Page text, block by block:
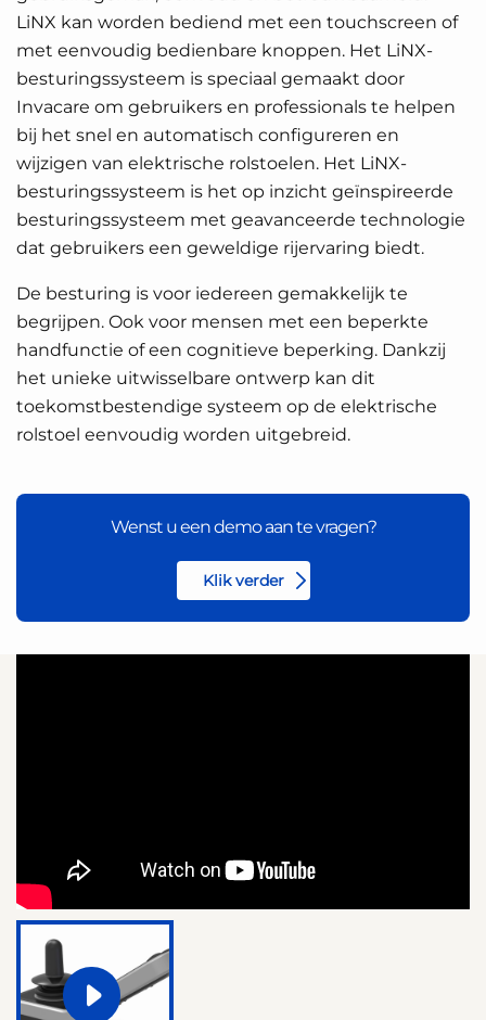
LiNX kan worden bediend met een touchscreen of
met eenvoudig bedienbare knoppen. Het LiNX-
besturingssysteem is speciaal gemaakt door
Invacare om gebruikers en professionals te helpen
bij het snel en automatisch configureren en
wijzigen van elektrische rolstoelen. Het LiNX-
besturingssysteem is het op inzicht geïnspireerde
besturingssysteem met geavanceerde technologie
dat gebruikers een geweldige rijervaring biedt.
De besturing is voor iedereen gemakkelijk te
begrijpen. Ook voor mensen met een beperkte
handfunctie of een cognitieve beperking. Dankzij
het unieke uitwisselbare ontwerp kan dit
toekomstbestendige systeem op de elektrische
rolstoel eenvoudig worden uitgebreid.
Wenst u een demo aan te vragen?
Klik verder